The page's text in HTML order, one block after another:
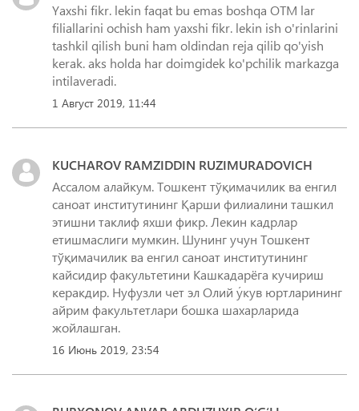
Yaxshi fikr. lekin faqat bu emas boshqa OTM lar
filiallarini ochish ham yaxshi fikr. lekin ish o'rinlarini
tashkil qilish buni ham oldindan reja qilib qo'yish
kerak. aks holda har doimgidek ko'pchilik markazga
1 Август 2019, 11:44
KUCHAROV RAMZIDDIN RUZIMURADOVICH
Ассалом алайкум. Тошкент тўқимачилик ва енгил
саноат институтининг Қарши филиалини ташкил
этишни таклиф яхши фикр. Лекин кадрлар
етишмаслиги мумкин. Шунинг учун Тошкент
тўқимачилик ва енгил саноат институтининг
кайсидир факультетини Кашкадарёга кучириш
керакдир. Нуфузли чет эл Олий у́кув юртларининг
айрим факультетлари бошка шахарларида
жойлашган.
16 Июнь 2019, 23:54